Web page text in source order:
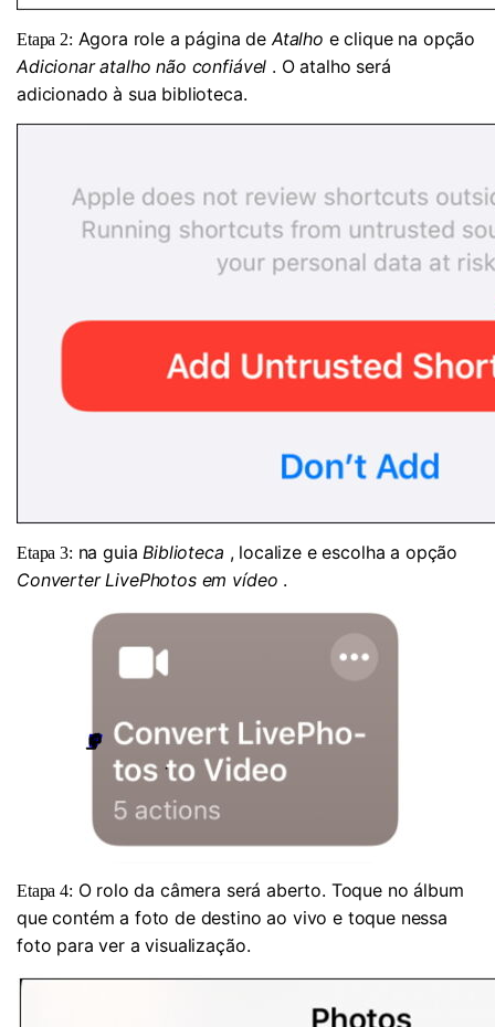
Etapa 2: Agora role a página deAtalho e clique na opção
Adicionar atalho não confiável . O atalho será
adicionado à sua biblioteca.
Etapa 3: na guia Biblioteca , localize e escolha a opção
Converter LivePhotos em vídeo .
Etapa 4: O rolo da câmera será aberto. Toque no álbum
que contém a foto de destino ao vivo e toque nessa
foto para ver a visualização.